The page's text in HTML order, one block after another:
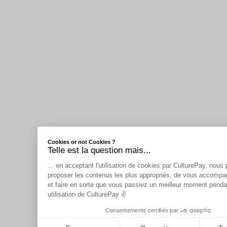
Cookies or not Cookies ?
Telle est la question mais...
... en acceptant l'utilisation de cookies par CulturePay, nous
proposer les contenus les plus appropriés, de vous
et faire en sorte que vous passiez un meilleur moment
utilisation de CulturePay ✌️
Consentements certifiés par
Axeptio consent